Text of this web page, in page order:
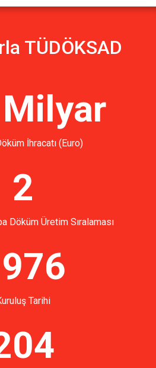
TÜDÖKSAD
İhracatı (Euro)
2
Döküm Üretim Sıralaması
Tarihi